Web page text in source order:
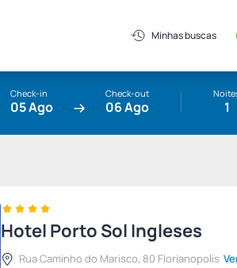
Minhas buscas
Check-in
05 Ago
Check-out
06 Ago 1
Hotel Porto Sol Ingleses
Rua Caminho do Marisco, 80 Florianopolis